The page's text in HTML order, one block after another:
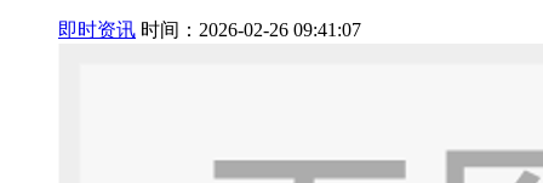
即时资讯 时间：2026-02-26 09:41:07